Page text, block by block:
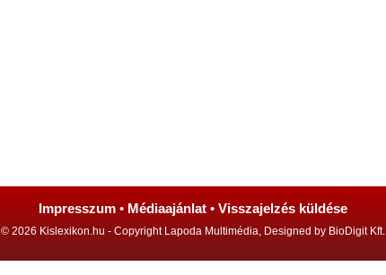
Impresszum • Médiaajánlat • Visszajelzés küldése
© 2026 Kislexikon.hu - Copyright Lapoda Multimédia, Designed by BioDigit Kft.